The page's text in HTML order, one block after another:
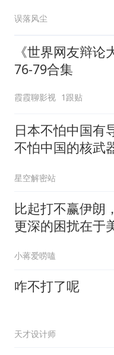
误落风尘
《世界网友辩论
76-79合集
霞霞聊影视 1跟贴
日本不怕中国有
不怕中国的核武
星空解密站
比起打不赢伊朗
更深的困扰在于
小蒋爱唠嗑
咋不打了呢
天才设计师